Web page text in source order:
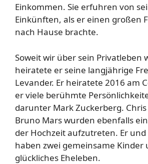
Einkommen. Sie erfuhren von
Einkünften, als er einen großen
nach Hause brachte.
Soweit wir über sein Privatleben
heiratete er seine langjährige
Levander. Er heiratete 2016 am
er viele berühmte
darunter Mark Zuckerberg. Chris
Bruno Mars wurden ebenfalls
der Hochzeit aufzutreten. Er und
haben zwei gemeinsame
glückliches Eheleben.